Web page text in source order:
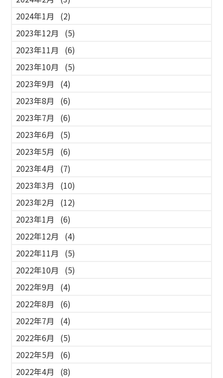
2024年1月
(2)
2023年12月
(5)
2023年11月
(6)
2023年10月
(5)
2023年9月
(4)
2023年8月
(6)
2023年7月
(6)
2023年6月
(5)
2023年5月
(6)
2023年4月
(7)
2023年3月
(10)
2023年2月
(12)
2023年1月
(6)
2022年12月
(4)
2022年11月
(5)
2022年10月
(5)
2022年9月
(4)
2022年8月
(6)
2022年7月
(4)
2022年6月
(5)
2022年5月
(6)
2022年4月
(8)